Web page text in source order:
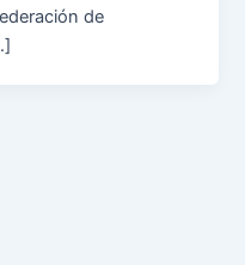
de